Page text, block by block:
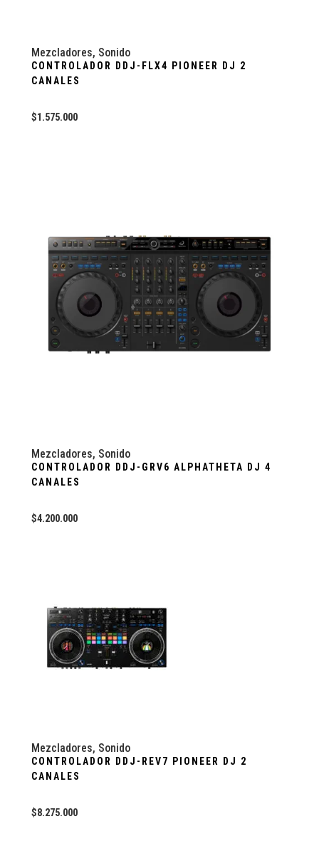
Mezcladores, Sonido
CONTROLADOR DDJ-FLX4 PIONEER DJ 2
CANALES
$1.575.000
Mezcladores, Sonido
CONTROLADOR DDJ-GRV6 ALPHATHETA DJ 4
CANALES
$4.200.000
Mezcladores, Sonido
CONTROLADOR DDJ-REV7 PIONEER DJ 2
CANALES
$8.275.000